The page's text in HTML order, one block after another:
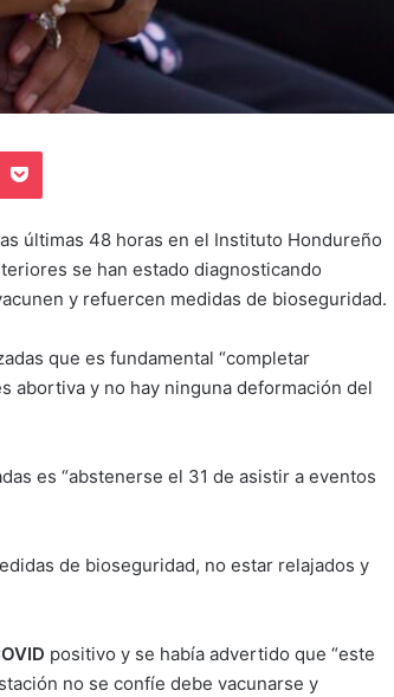
Pocket
últimas 48 horas en el Instituto Hondureño
se han estado diagnosticando
y refuercen medidas de bioseguridad.
que es fundamental “completar
abortiva y no hay ninguna deformación del
es “abstenerse el 31 de asistir a eventos
de bioseguridad, no estar relajados y
positivo y se había advertido que “este
no se confíe debe vacunarse y